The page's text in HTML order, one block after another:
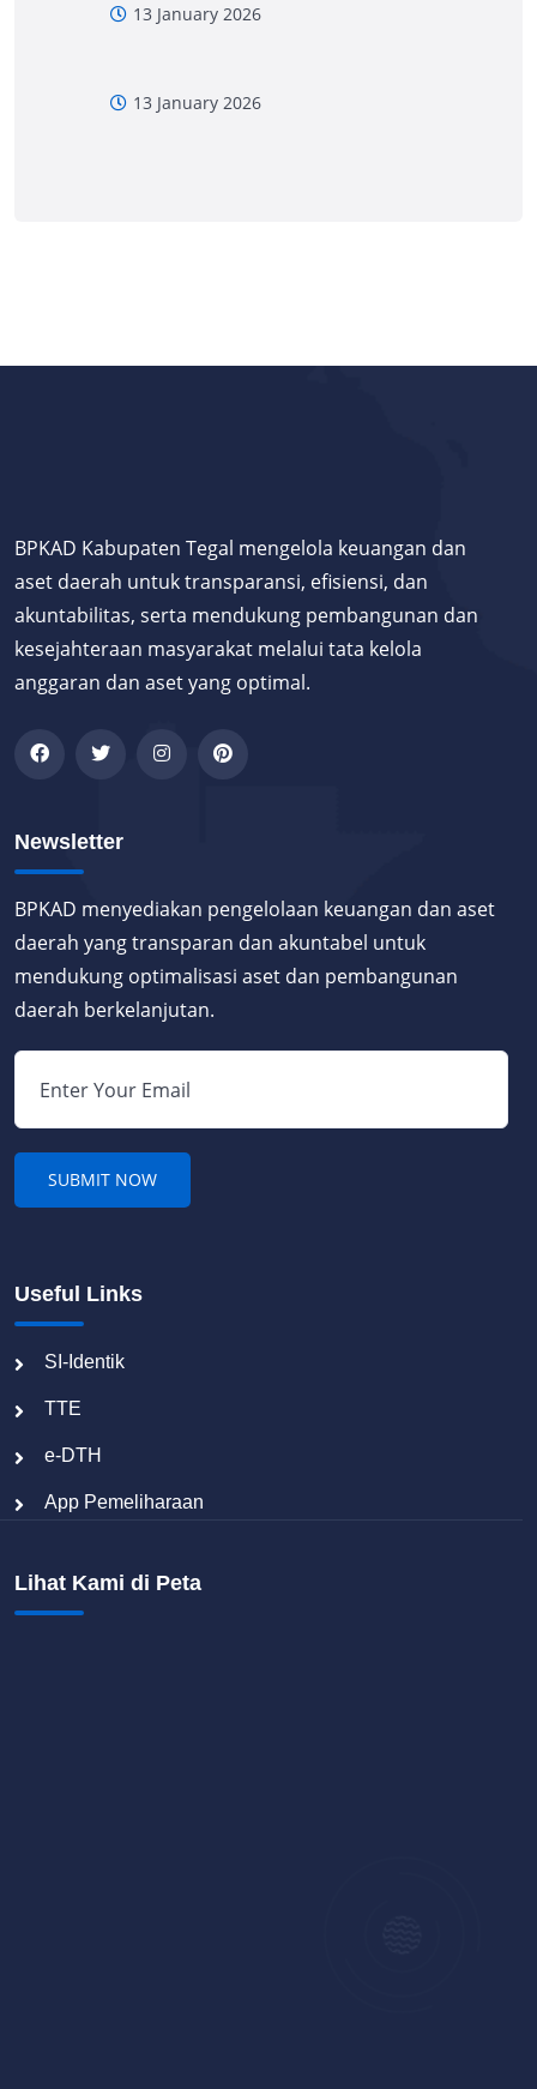
13 January 2026
13 January 2026
BPKAD Kabupaten Tegal mengelola keuangan dan
aset daerah untuk transparansi, efisiensi, dan
akuntabilitas, serta mendukung pembangunan dan
kesejahteraan masyarakat melalui tata kelola
anggaran dan aset yang optimal.
Newsletter
BPKAD menyediakan pengelolaan keuangan dan aset
daerah yang transparan dan akuntabel untuk
mendukung optimalisasi aset dan pembangunan
daerah berkelanjutan.
Useful Links
SI-Identik
TTE
e-DTH
App Pemeliharaan
Lihat Kami di Peta